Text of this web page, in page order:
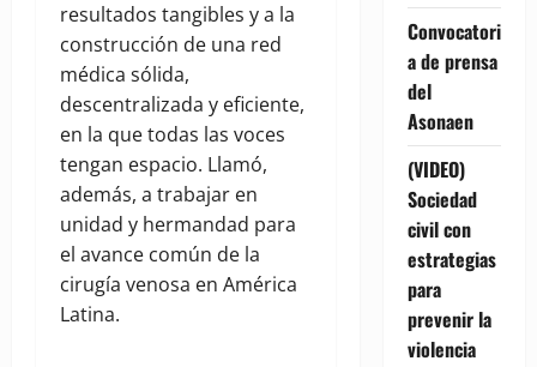
resultados tangibles y a la
construcción de una red
médica sólida,
descentralizada y eficiente,
en la que todas las voces
tengan espacio. Llamó,
además, a trabajar en
unidad y hermandad para
el avance común de la
cirugía venosa en América
Latina.
Convocatori
a de prensa
del
Asonaen
(VIDEO)
Sociedad
civil con
estrategias
para
prevenir la
violencia